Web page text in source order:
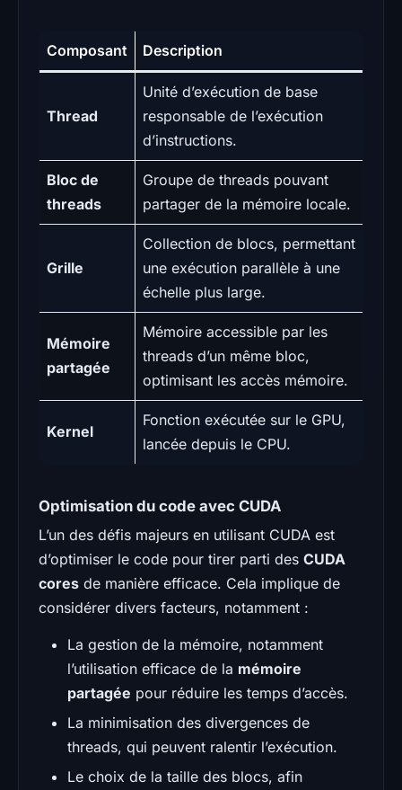
Composant Description
Thread
Unité d’exécution de base
responsable de l’exécution
d’instructions.
Bloc de
threads
Groupe de threads pouvant
partager de la mémoire locale.
Grille
Collection de blocs, permettant
une exécution parallèle à une
échelle plus large.
Mémoire
partagée
Mémoire accessible par les
threads d’un même bloc,
optimisant les accès mémoire.
Kernel
Fonction exécutée sur le GPU,
lancée depuis le CPU.
Optimisation du code avec CUDA
L’un des défis majeurs en utilisant CUDA est
d’optimiser le code pour tirer parti des CUDA
cores de manière efficace. Cela implique de
considérer divers facteurs, notamment :
La gestion de la mémoire, notamment
l’utilisation efficace de la mémoire
partagée pour réduire les temps d’accès.
La minimisation des divergences de
threads, qui peuvent ralentir l’exécution.
Le choix de la taille des blocs, afin